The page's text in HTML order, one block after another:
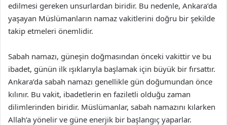
edilmesi gereken unsurlardan biridir. Bu nedenle, Ankara’da
yaşayan Müslümanların namaz vakitlerini doğru bir şekilde
takip etmeleri önemlidir.
Sabah namazı, güneşin doğmasından önceki vakittir ve bu
ibadet, günün ilk ışıklarıyla başlamak için büyük bir fırsattır.
Ankara’da sabah namazı genellikle gün doğumundan önce
kılınır. Bu vakit, ibadetlerin en faziletli olduğu zaman
dilimlerinden biridir. Müslümanlar, sabah namazını kılarken
Allah’a yönelir ve güne enerjik bir başlangıç yaparlar.